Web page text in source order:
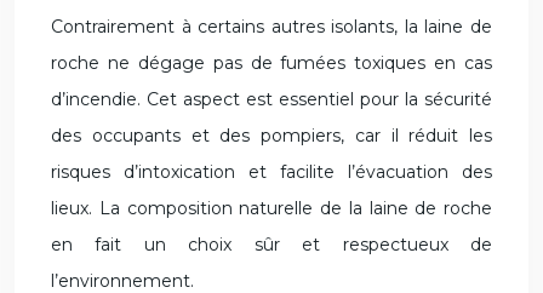
Contrairement à certains autres isolants, la laine de
roche ne dégage pas de fumées toxiques en cas
d’incendie. Cet aspect est essentiel pour la sécurité
des occupants et des pompiers, car il réduit les
risques d’intoxication et facilite l’évacuation des
lieux. La composition naturelle de la laine de roche
en fait un choix sûr et respectueux de
l’environnement.